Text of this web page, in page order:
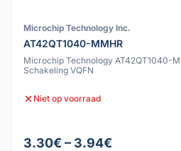
Microchip Technology Inc.
AT42QT1040-MMHR
Microchip Technology AT42QT1040-
Schakeling VQFN
Niet op voorraad
3.30€ – 3.94€